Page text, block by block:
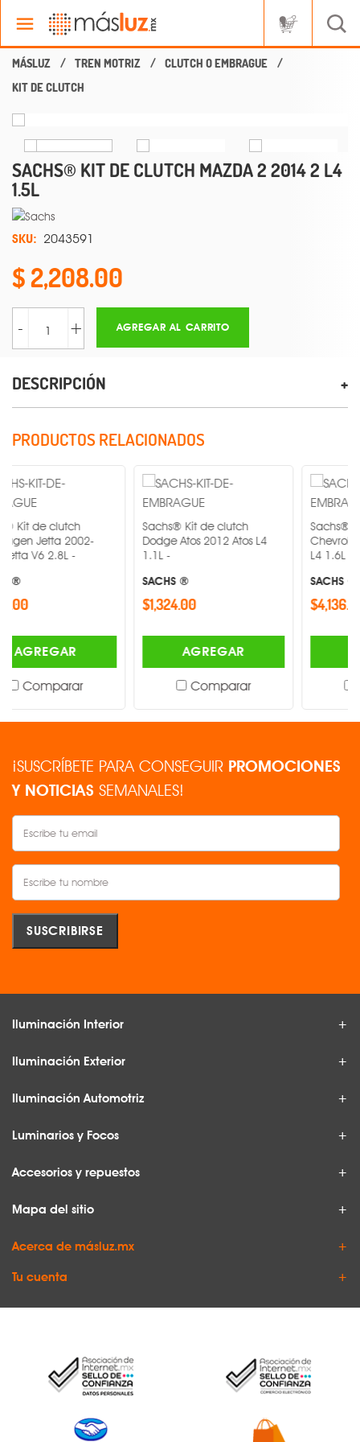
TREN MOTRIZ
CLUTCH O EMBRAGUE
KIT DE CLUTCH
SACHS® KIT DE CLUTCH MAZDA 2 2014 2 L4
1.5L
SKU: 2043591
2,208.00
- + AGREGAR AL CARRITO
DESCRIPCIÓN
PRODUCTOS RELACIONADOS
2002-
-
Sachs® Kit de clutch
Dodge Atos 2012 Atos L4
$1,324.00
AGREGAR
Comparar
Sachs® Kit de
Chevrolet Sonic
$4,136.00
¡SUSCRÍBETE PARA CONSEGUIR PROMOCIONES
Y NOTICIAS SEMANALES!
Iluminación Interior
Iluminación Exterior
Iluminación Automotriz
Luminarios y Focos
Accesorios y repuestos
Mapa del sitio
Acerca de másluz.mx
Tu cuenta